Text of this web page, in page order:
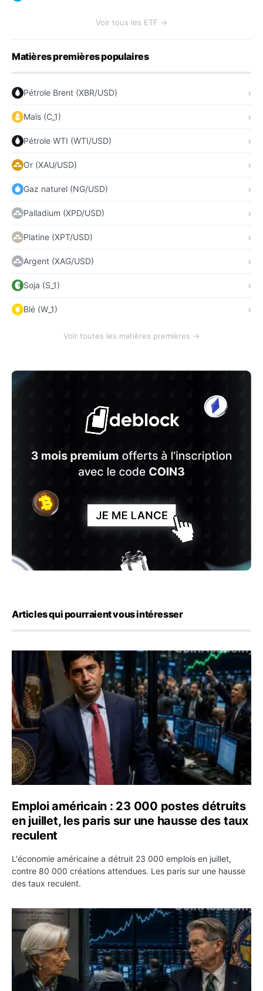
Voir tous les ETF →
Matières premières populaires
Pétrole Brent (XBR/USD)
Maïs (C_1)
Pétrole WTI (WTI/USD)
Or (XAU/USD)
Gaz naturel (NG/USD)
Palladium (XPD/USD)
Platine (XPT/USD)
Argent (XAG/USD)
Soja (S_1)
Blé (W_1)
Voir toutes les matières premières →
Articles qui pourraient vous intéresser
Emploi américain : 23 000 postes détruits en juillet, les
Emploi américain : 23 000 postes détruits
en juillet, les paris sur une hausse des taux
reculent
L'économie américaine a détruit 23 000 emplois en juillet,
contre 80 000 créations attendues. Les paris sur une hausse
des taux reculent.
Yen : Washington a vendu des euros sans prévenir la